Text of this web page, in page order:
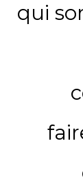
qui